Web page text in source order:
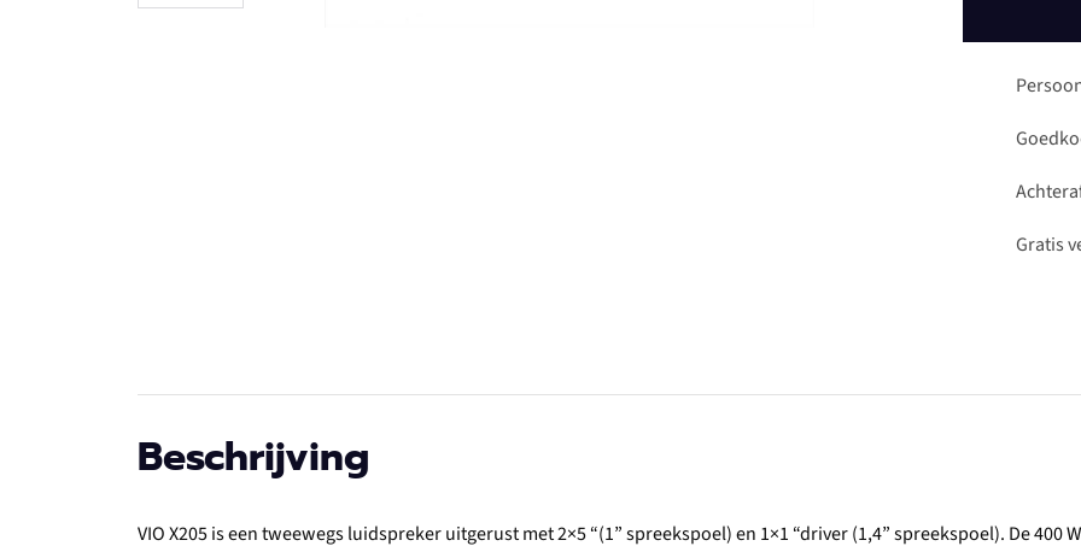
Gratis
Beschrijving
VIO X205 is een tweewegs luidspreker uitgerust met 2×5 “(1” spreekspoel) en 1×1 “driver (1,4” spreekspoel). De 400